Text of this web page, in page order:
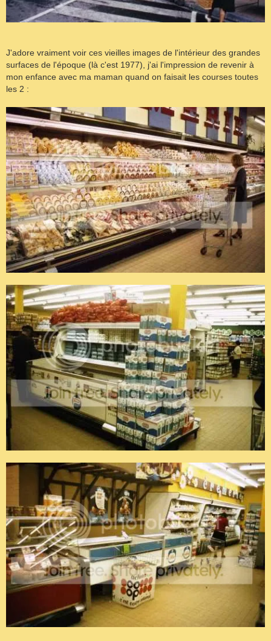
J'adore vraiment voir ces vieilles images de l'intérieur des grandes
surfaces de l'époque (là c'est 1977), j'ai l'impression de revenir à
mon enfance avec ma maman quand on faisait les courses toutes
les 2 :